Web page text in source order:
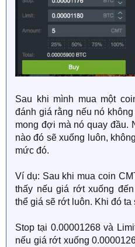
Sau khi mình mua một
đánh giá rằng nếu nó
mong đợi mà nó quay đầu.
nào đó sẽ xuống luôn,
mức đó.
Ví dụ: Sau khi mua coin
thấy nếu giá rớt xuống
thể giá sẽ rớt luôn. Khi đó
Stop tại 0.00001268 và
nếu giá rớt xuống